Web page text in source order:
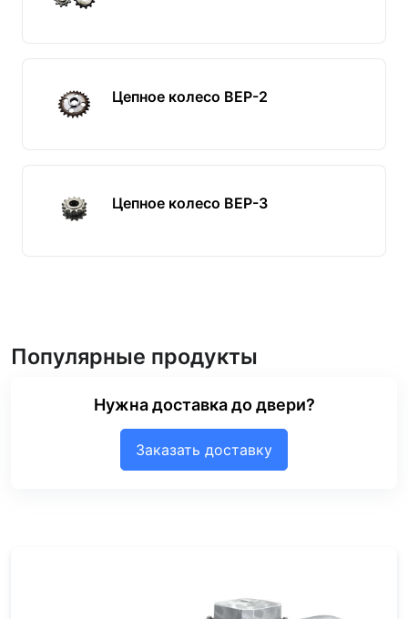
Цепное колесо BEP-2
Цепное колесо BEP-3
Популярные продукты
Нужна доставка до двери?
Заказать доставку